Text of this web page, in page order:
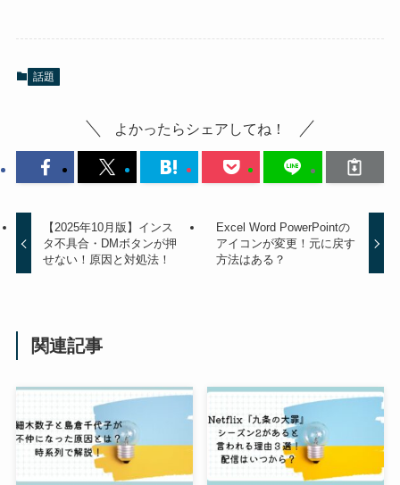
話題
よかったらシェアしてね！
【2025年10月版】インス
タ不具合・DMボタンが押
せない！原因と対処法！
Excel Word PowerPointの
アイコンが変更！元に戻す
方法はある？
関連記事